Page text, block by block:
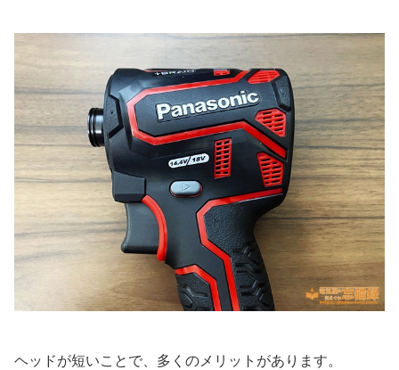
ヘッドが短いことで、多くのメリットがあります。